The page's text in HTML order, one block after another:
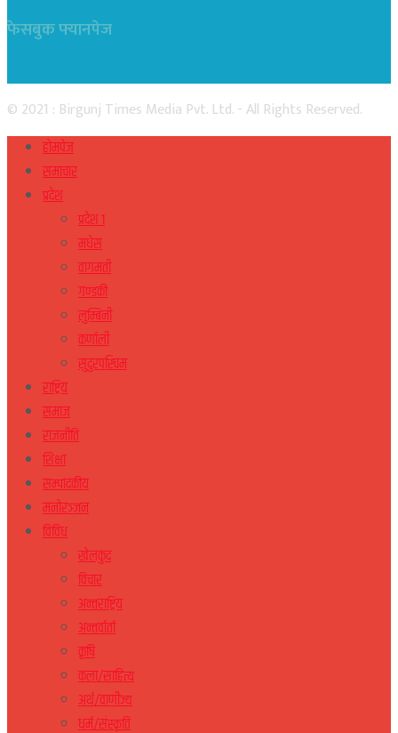
फेसबुक फ्यानपेज
© 2021 : Birgunj Times Media Pvt. Ltd. - All Rights Reserved.
होमपेज
समाचार
प्रदेश
प्रदेश १
मधेस
वागमती
गण्डकी
लुम्बिनी
कर्णाली
सुदुरपस्चिम
राष्ट्रिय
समाज
राजनीति
शिक्षा
सम्पादकीय
मनोरञ्जन
विविध
खेलकुद
विचार
अन्तराष्ट्रिय
अन्तर्वार्ता
कृषि
कला/साहित्य
अर्थ/वाणीज्य
धर्म/संस्कृति